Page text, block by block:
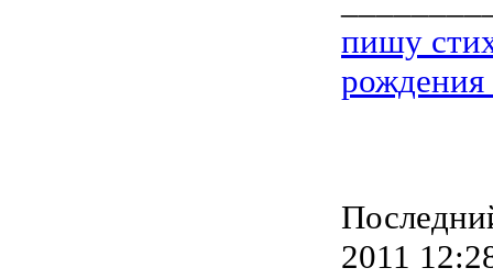
пишу
рождения
2011